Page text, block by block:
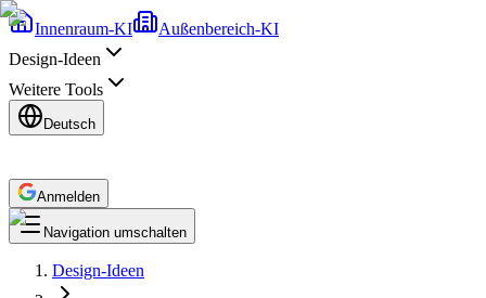
Innenraum-KI
Außenbereich-KI
Design-Ideen
Weitere Tools
Deutsch
Anmelden
Navigation umschalten
Design-Ideen